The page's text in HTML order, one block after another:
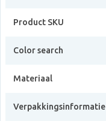
Product SKU
Color search
Materiaal
Verpakkingsinformatie